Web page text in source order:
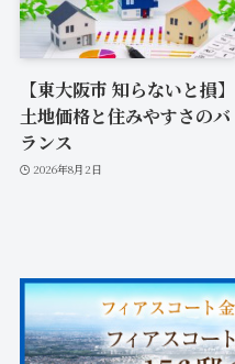
【東大阪市 知らないと損】
土地価格と住みやすさのバ
ランス
2026年8月2日